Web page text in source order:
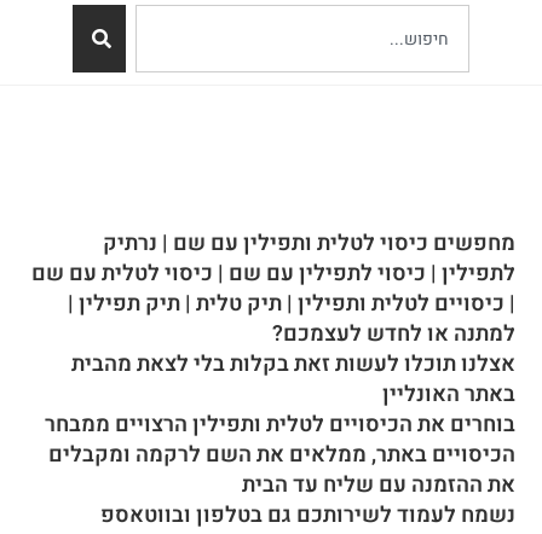
מחפשים כיסוי לטלית ותפילין עם שם | נרתיק
לתפילין | כיסוי לתפילין עם שם | כיסוי לטלית עם שם
| כיסויים לטלית ותפילין | תיק טלית | תיק תפילין |
למתנה או לחדש לעצמכם?
אצלנו תוכלו לעשות זאת בקלות בלי לצאת מהבית
באתר האונליין
בוחרים את הכיסויים לטלית ותפילין הרצויים ממבחר
הכיסויים באתר, ממלאים את השם לרקמה ומקבלים
את ההזמנה עם שליח עד הבית
נשמח לעמוד לשירותכם גם בטלפון ובווטאספ